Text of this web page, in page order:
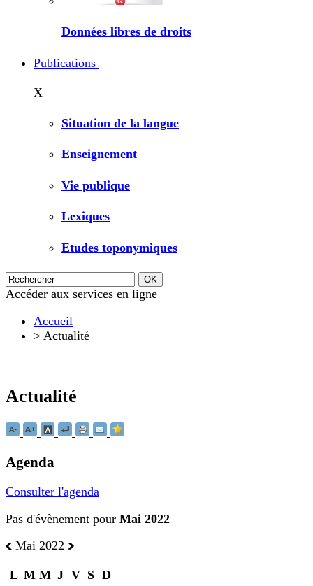
Données libres de droits
Publications
X
Situation de la langue
Enseignement
Vie publique
Lexiques
Etudes toponymiques
Accéder aux services en ligne
Accueil
> Actualité
Actualité
Agenda
Consulter l'agenda
Pas d'évènement pour Mai 2022
Mai 2022
L M M J V S D